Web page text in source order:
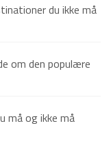
du ikke må
om den populære
må og ikke må